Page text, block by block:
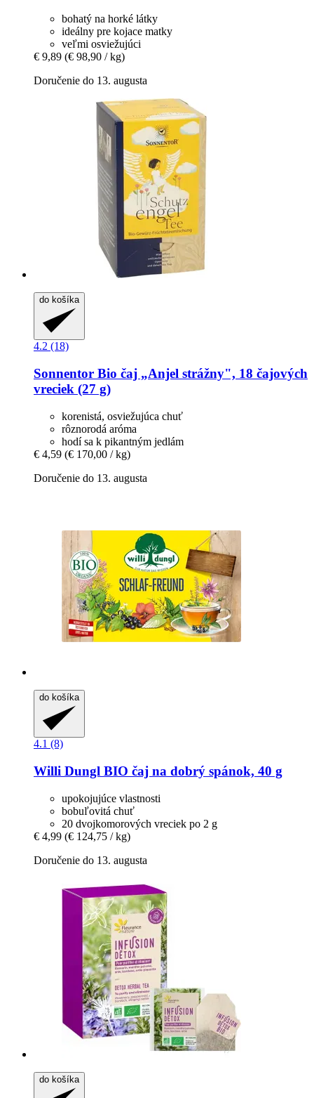
bohatý na horké látky
ideálny pre kojace matky
veľmi osviežujúci
€ 9,89 (€ 98,90 / kg)
Doručenie do 13. augusta
do košíka
4.2 (18)
Sonnentor Bio čaj „Anjel strážny", 18 čajových
vreciek (27 g)
korenistá, osviežujúca chuť
rôznorodá aróma
hodí sa k pikantným jedlám
€ 4,59 (€ 170,00 / kg)
Doručenie do 13. augusta
do košíka
4.1 (8)
Willi Dungl BIO čaj na dobrý spánok, 40 g
upokojujúce vlastnosti
bobuľovitá chuť
20 dvojkomorových vreciek po 2 g
€ 4,99 (€ 124,75 / kg)
Doručenie do 13. augusta
do košíka